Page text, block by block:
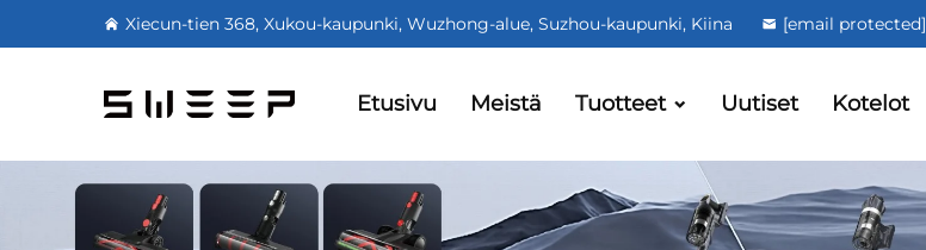
Xiecun-tien 368, Xukou-kaupunki, Wuzhong-alue, Suzhou-kaupunki, Kiina [email protected]
Etusivu Meistä Tuotteet Uutiset Kotelot